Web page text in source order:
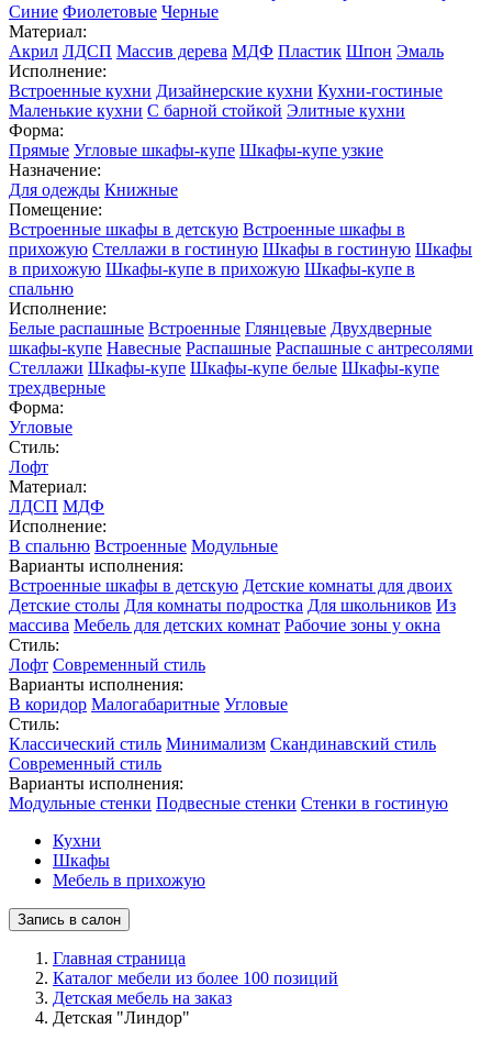
Синие Фиолетовые Черные
Материал:
Акрил ЛДСП Массив дерева МДФ Пластик Шпон Эмаль
Исполнение:
Встроенные кухни Дизайнерские кухни Кухни-гостиные
Маленькие кухни С барной стойкой Элитные кухни
Форма:
Прямые Угловые шкафы-купе Шкафы-купе узкие
Назначение:
Для одежды Книжные
Помещение:
Встроенные шкафы в детскую Встроенные шкафы в
прихожую Стеллажи в гостиную Шкафы в гостиную Шкафы
в прихожую Шкафы-купе в прихожую Шкафы-купе в
спальню
Исполнение:
Белые распашные Встроенные Глянцевые Двухдверные
шкафы-купе Навесные Распашные Распашные с антресолями
Стеллажи Шкафы-купе Шкафы-купе белые Шкафы-купе
трехдверные
Форма:
Угловые
Стиль:
Лофт
Материал:
ЛДСП МДФ
Исполнение:
В спальню Встроенные Модульные
Варианты исполнения:
Встроенные шкафы в детскую Детские комнаты для двоих
Детские столы Для комнаты подростка Для школьников Из
массива Мебель для детских комнат Рабочие зоны у окна
Стиль:
Лофт Современный стиль
Варианты исполнения:
В коридор Малогабаритные Угловые
Стиль:
Классический стиль Минимализм Скандинавский стиль
Современный стиль
Варианты исполнения:
Модульные стенки Подвесные стенки Стенки в гостиную
Кухни
Шкафы
Мебель в прихожую
Запись в салон
Главная страница
Каталог мебели из более 100 позиций
Детская мебель на заказ
Детская "Линдор"